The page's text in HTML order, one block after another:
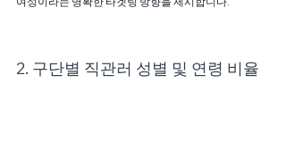
2. 구단별 직관러 성별 및 연령 비율